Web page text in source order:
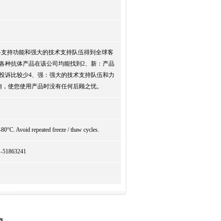
持功能和强大的技术支持队伍得到全球客
种抗体产品在该公司均能找到2、新：产品
诉比较少4、强：强大的技术支持队伍和力
使您使用产品时没有任何后顾之忧。
Avoid repeated freeze / thaw cycles.